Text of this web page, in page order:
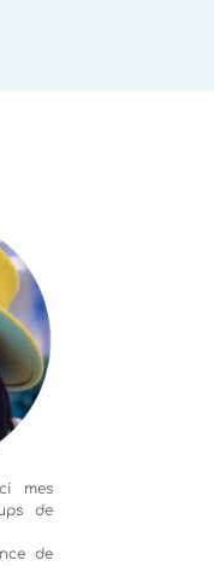
mes
de
de